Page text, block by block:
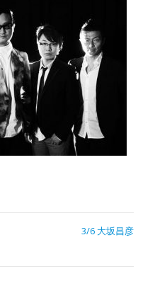
3/6 大坂昌彦